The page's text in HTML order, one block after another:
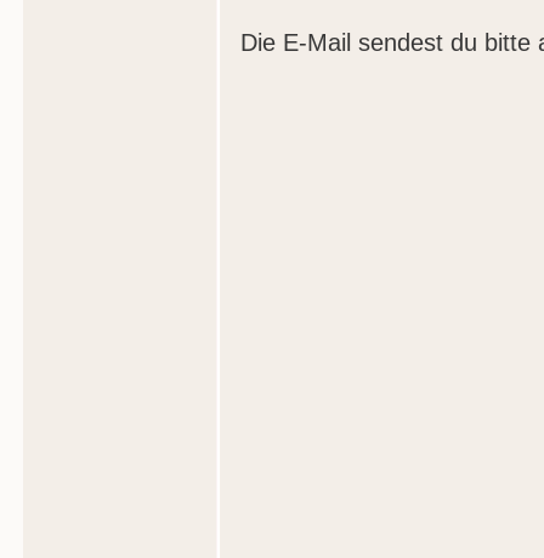
Die E-Mail sendest du bitte